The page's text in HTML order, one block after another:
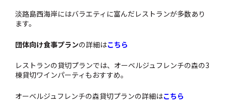
淡路島西海岸にはバラエティに富んだレストランが多数あり
ます。
団体向け食事プランの詳細はこちら
レストランの貸切プランでは、オーベルジュフレンチの森の3
棟貸切ワインパーティもおすすめ。
オーベルジュフレンチの森貸切プランの詳細はこちら